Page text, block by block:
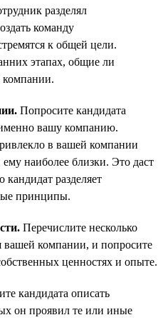
разделял
команду
к общей цели.
этапах, общие ли
компании.
Попросите кандидата
вашу компанию.
в вашей компании
наиболее близки. Это даст
кандидат разделяет
принципы.
Перечислите несколько
вашей компании, и попросите
ценностях и опыте.
кандидата описать
он проявил те или иные